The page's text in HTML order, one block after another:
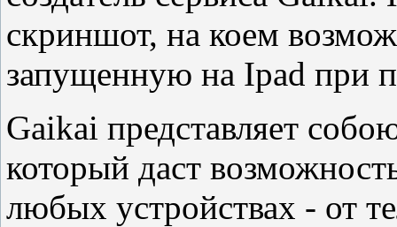
скриншот, на коем
запущенную на Ipad при
Gaikai представляет
который даст
любых устройствах - от